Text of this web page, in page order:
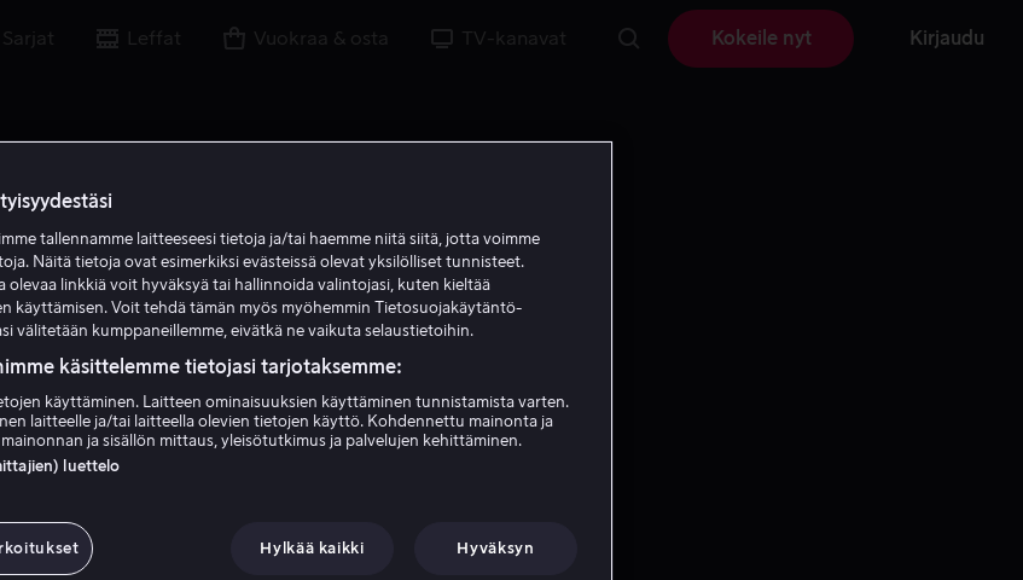
Sarjat Leffat Vuokraa & osta TV-kanavat Kokeile nyt Kirjaudu
A L
Aaron LaPlante
tallennamme laitteeseesi tietoja ja/tai haemme niitä siitä, jotta voimme
Näitä tietoja ovat esimerkiksi evästeissä olevat yksilölliset tunnisteet.
olevaa linkkiä voit hyväksyä tai hallinnoida valintojasi, kuten kieltää
käyttämisen. Voit tehdä tämän myös myöhemmin Tietosuojakäytäntö-
välitetään kumppaneillemme, eivätkä ne vaikuta selaustietoihin.
käsittelemme tietojasi tarjotaksemme:
käyttäminen. Laitteen ominaisuuksien käyttäminen tunnistamista varten.
laitteelle ja/tai laitteella olevien tietojen käyttö. Kohdennettu mainonta ja
ja sisällön mittaus, yleisötutkimus ja palvelujen kehittäminen.
luettelo
Hylkää kaikki Hyväksyn